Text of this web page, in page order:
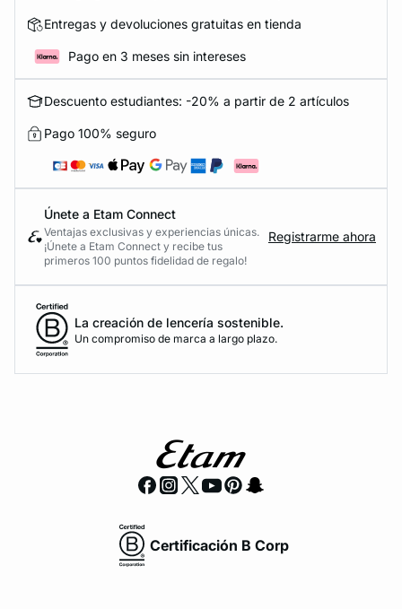
Entregas y devoluciones gratuitas en tienda
Pago en 3 meses sin intereses
Descuento estudiantes: -20% a partir de 2 artículos
Pago 100% seguro
Únete a Etam Connect
Ventajas exclusivas y experiencias únicas.
¡Únete a Etam Connect y recibe tus
primeros 100 puntos fidelidad de regalo!
Registrarme ahora
La creación de lencería sostenible.
Un compromiso de marca a largo plazo.
Certificación B Corp